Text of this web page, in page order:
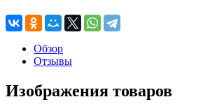
Обзор
Отзывы
Изображения товаров